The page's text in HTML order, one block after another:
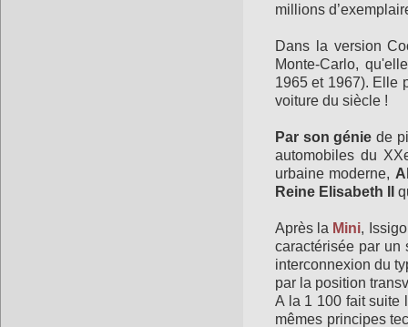
millions
Dans la version
Monte-Carlo,
1965 et 1967). Elle
voiture du siècle !
Par son géniede
automobiles du
urbaine moderne,
Reine Elisabeth II
Après la Mini,
caractérisée par un
interconnexion du
par la position
A la 1 100 fait suite
mêmes principes